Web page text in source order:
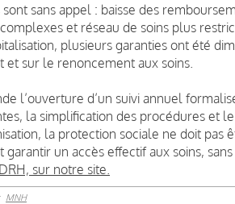
sans appel : baisse des
et réseau de soins plus
plusieurs garanties ont été
et sur le renoncement aux soins.
l’ouverture d’un suivi annuel
la simplification des procédures et
la protection sociale ne doit pas
un accès effectif aux soins,
sur notre site.
MNH